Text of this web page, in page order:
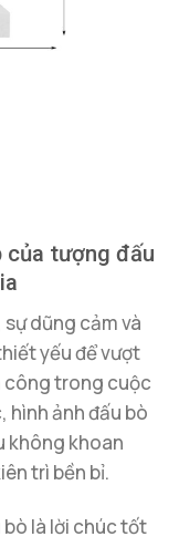
của tượng đấu
dũng cảm và
yếu để vượt
công trong cuộc
hình ảnh đấu bò
không khoan
trì bền bỉ.
là lời chúc tốt